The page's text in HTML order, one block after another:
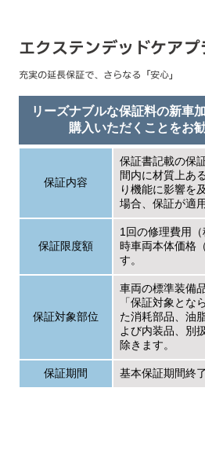
エクステンデッドケアプ
充実の延長保証で、さらなる「安心」